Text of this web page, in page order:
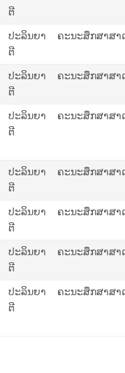
ຕີ
ປະລິນຍາ
ຕີ
ຄະນະສຶກສາສາ
ປະລິນຍາ
ຕີ
ຄະນະສຶກສາສາ
ປະລິນຍາ
ຕີ
ຄະນະສຶກສາສາ
ປະລິນຍາ
ຕີ
ຄະນະສຶກສາສາ
ປະລິນຍາ
ຕີ
ຄະນະສຶກສາສາ
ປະລິນຍາ
ຕີ
ຄະນະສຶກສາສາ
ປະລິນຍາ
ຕີ
ຄະນະສຶກສາສາ